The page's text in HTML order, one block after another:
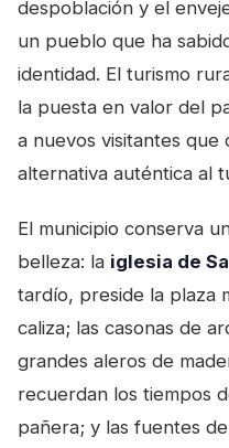
despoblación y el
un pueblo que ha
identidad. El turismo
la puesta en valor del
a nuevos visitantes
alternativa auténtica al
El municipio conserva
belleza: la iglesia de
tardío, preside la plaza
caliza; las casonas de
grandes aleros de
recuerdan los tiempos
pañera; y las fuentes